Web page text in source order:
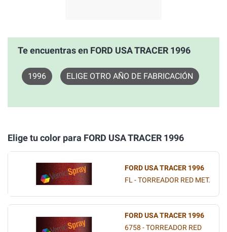
Te encuentras en FORD USA TRACER 1996
1996 ELIGE OTRO AÑO DE FABRICACIÓN
Elige tu color para FORD USA TRACER 1996
FORD USA TRACER 1996
FL - TORREADOR RED MET.
FORD USA TRACER 1996
6758 - TORREADOR RED